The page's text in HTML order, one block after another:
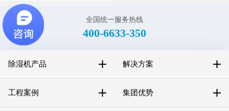
全国统一服务热线
400-6633-350
除湿机产品 解决方案
工程案例 集团优势